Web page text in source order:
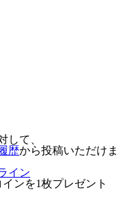
して、
歴から投稿いただけま
イン
インを1枚プレゼント